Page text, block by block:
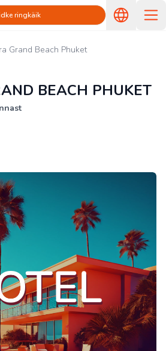
ringkäik
Grand Beach Phuket
BEACH PHUKET